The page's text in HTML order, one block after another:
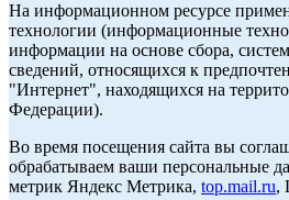
На информационном ресурсе
технологии (информационные
информации на основе сбора,
сведений, относящихся к
"Интернет", находящихся на
Федерации).
Во время посещения сайта вы
обрабатываем ваши персональные
метрик Яндекс Метрика, top.mail.ru,